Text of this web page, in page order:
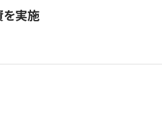
を実施